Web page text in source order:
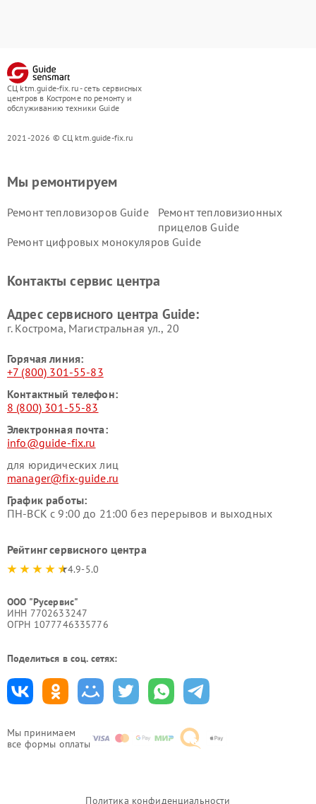
СЦ ktm.guide-fix.ru - сеть сервисных
центров в Костроме по ремонту и
обслуживанию техники Guide
2021-2026 © СЦ ktm.guide-fix.ru
Мы принимаем
все формы оплаты
Мы ремонтируем
Ремонт тепловизоров Guide
Ремонт тепловизионных
прицелов Guide
Ремонт цифровых монокуляров Guide
Контакты сервис центра
Адрес сервисного центра Guide:
г. Кострома, Магистральная ул., 20
Горячая линия:
+7 (800) 301-55-83
Контактный телефон:
8 (800) 301-55-83
Электронная почта:
info@guide-fix.ru
для юридических лиц
manager@fix-guide.ru
График работы:
ПН-ВСК с 9:00 до 21:00 без перерывов и выходных
Рейтинг сервисного центра
4.9-5.0
ООО "Русервис"
ИНН 7702633247
ОГРН 1077746335776
Поделиться в соц. сетях:
Политика конфиденциальности